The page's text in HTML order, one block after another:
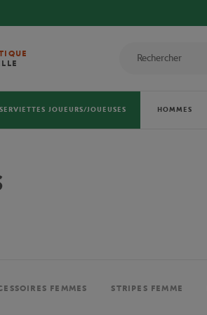
SERVIETTES JOUEURS/JOUEUSES HOMMES
FEMMES STRIPES FEMME